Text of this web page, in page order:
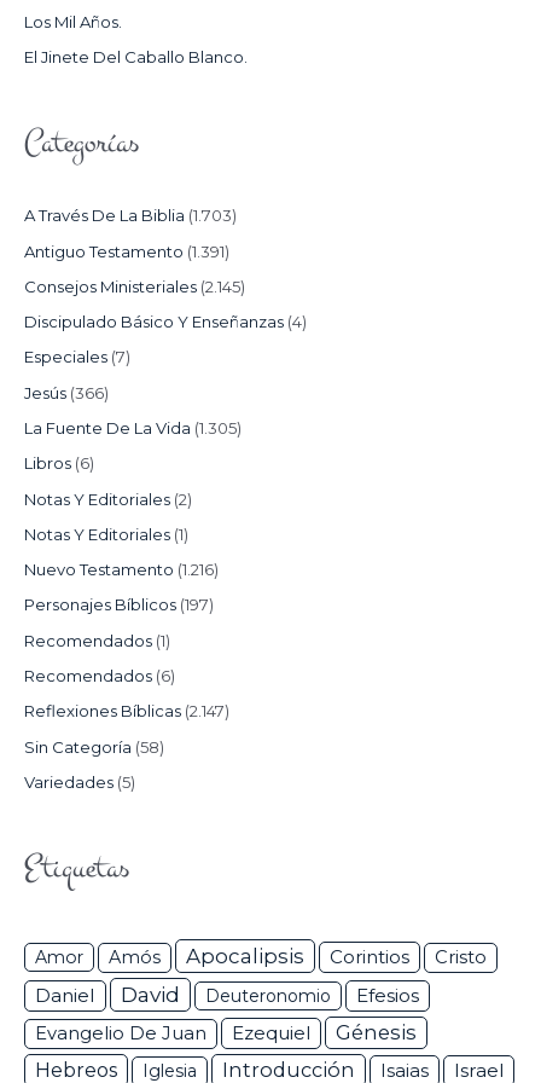
:Los Mil Años.
El Jinete Del Caballo Blanco.
Categorías
A Través De La Biblia (1.703)
Antiguo Testamento (1.391)
Consejos Ministeriales (2.145)
Discipulado Básico Y Enseñanzas (4)
Especiales (7)
Jesús (366)
La Fuente De La Vida (1.305)
Libros (6)
Notas Y Editoriales (2)
Notas Y Editoriales (1)
Nuevo Testamento (1.216)
Personajes Bíblicos (197)
Recomendados (1)
Recomendados (6)
Reflexiones Bíblicas (2.147)
Sin Categoría (58)
Variedades (5)
Etiquetas
Amor Amós Apocalipsis Corintios Cristo
Daniel David Deuteronomio Efesios
Evangelio De Juan Ezequiel
Génesis
Hebreos
Iglesia Introducción Isaias Israel